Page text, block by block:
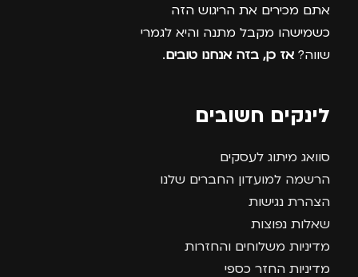
אתם מכירים את הריגוש הזה
כשמישהו מקבל מתנה והיא לגמרי
שווה? אז כן, בזה אנחנו טובים.
לינקים חשובים
סוואג מיתוג לעסקים
הרשמה למועדון החברים שלנו
הצהרת נגישות
שאלות נפוצות
מדיניות משלוחים והחזרות
מדיניות החזר כספי